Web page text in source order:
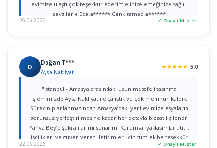
evimize ulaştı çok teşekkür ederim elinize emeğinize sağlık
sevgilerle Eda a****** Cenk samed a******
26.06.2026 ✓ Onaylı Müşteri
D Doğan T***
Aysa Nakliyat
★★★★★ 5.0
"İstanbul - Amasya arasındaki uzun mesafeli taşınma
işlemimizde Aysa Nakliyat ile çalıştık ve çok memnun kaldık.
Sürecin planlanmasından Amasya’daki yeni evimize eşyaların
sorunsuz yerleştirilmesine kadar her detayla bizzat ilgilenen
Yahya Bey’e şükranlarımı sunarım. Kurumsal yaklaşımları, titiz
işçilikleri ve güven veren iletişimleri için tüm ekibe teşekkür
22.06.2026 ✓ Onaylı Müşteri